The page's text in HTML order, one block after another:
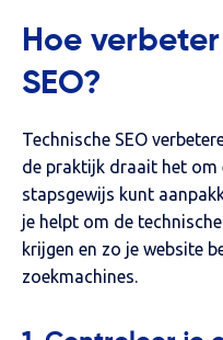
Hoe
SEO?
Technische SEO
de praktijk draait het om
stapsgewijs kunt
je helpt om de
krijgen en zo je website
zoekmachines.